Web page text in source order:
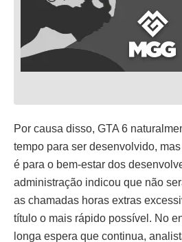
Por causa disso, GTA 6
tempo para ser desenvolvido,
é para o bem-estar dos
administração indicou que não
as chamadas horas extras
título o mais rápido possível. No
longa espera que continua,